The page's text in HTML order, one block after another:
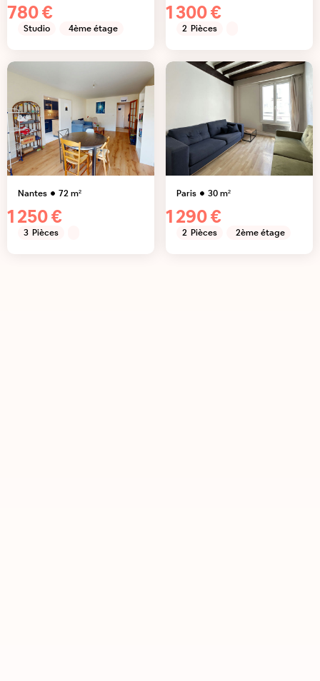
780 €
Studio 4ème étage
1 300 €
2 Pièces
Nantes 72m²
1 250 €
3 Pièces
Paris 30m²
1 290 €
2 Pièces 2ème étage